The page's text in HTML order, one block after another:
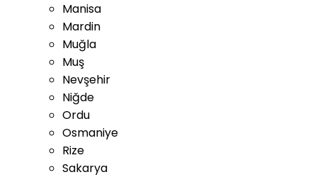
Manisa
Mardin
Muğla
Muş
Nevşehir
Niğde
Ordu
Osmaniye
Rize
Sakarya